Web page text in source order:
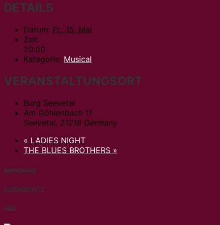
DETAILS
Datum: Fr., 15. Mai
Zeit:
20:00
Kategorie: Musical
VERANSTALTUNGSORT
Burg Seevetal
Am Göhlenbach 11
Seevetal, 21218 Germany
« LADIES NIGHT
THE BLUES BROTHERS »
IMPRESSUM
DATENSCHUTZ
AGB